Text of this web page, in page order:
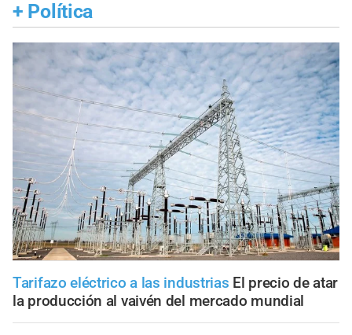
+ Política
Tarifazo eléctrico a las industrias El precio de atar
la producción al vaivén del mercado mundial